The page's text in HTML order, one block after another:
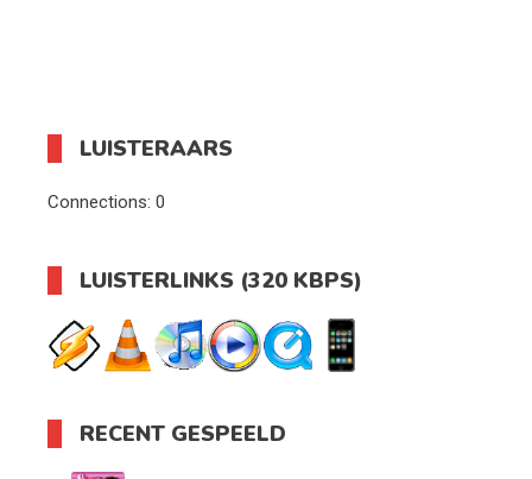
LUISTERAARS
Connections: 0
LUISTERLINKS (320 KBPS)
RECENT GESPEELD